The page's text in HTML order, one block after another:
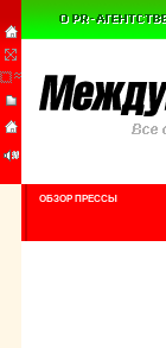
ОБЗОР ПРЕССЫ